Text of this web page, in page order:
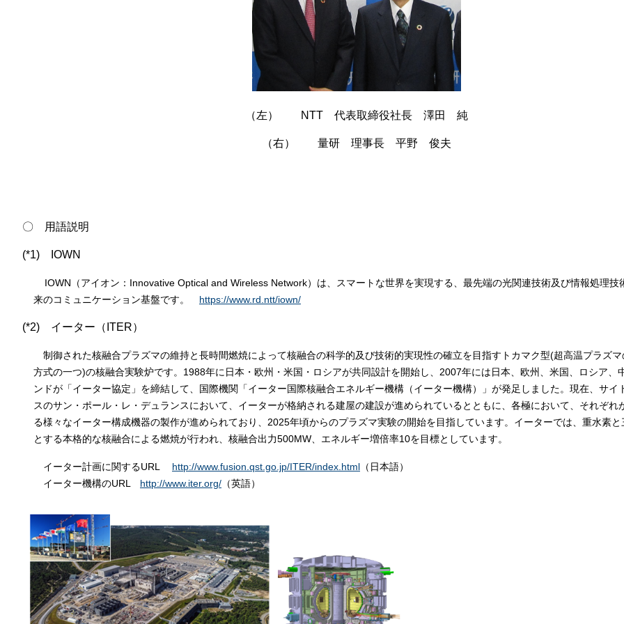
（左） NTT 代表取締役社長 澤田 純
（右） 量研 理事長 平野 俊夫
〇 用語説明
(*1) IOWN
IOWN（アイオン：Innovative Optical and Wireless Network）は、スマートな世界を実現する、最先端の光関連技術及び情報処理技
来のコミュニケーション基盤です。 https://www.rd.ntt/iown/
(*2) イーター（ITER）
制御された核融合プラズマの維持と長時間燃焼によって核融合の科学的及び技術的実現性の確立を目指すトカマク型(超高温プラズ
方式の一つ)の核融合実験炉です。1988年に日本・欧州・米国・ロシアが共同設計を開始し、2007年には日本、欧州、米国、ロシア、
ンドが「イーター協定」を締結して、国際機関「イーター国際核融合エネルギー機構（イーター機構）」が発足しました。現在、サイ
スのサン・ポール・レ・デュランスにおいて、イーターが格納される建屋の建設が進められているとともに、各極において、それぞれ
る様々なイーター構成機器の製作が進められており、2025年頃からのプラズマ実験の開始を目指しています。イーターでは、重水素
とする本格的な核融合による燃焼が行われ、核融合出力500MW、エネルギー増倍率10を目標としています。
イーター計画に関するURL http://www.fusion.qst.go.jp/ITER/index.html （日本語）
イーター機構のURL http://www.iter.org/ （英語）